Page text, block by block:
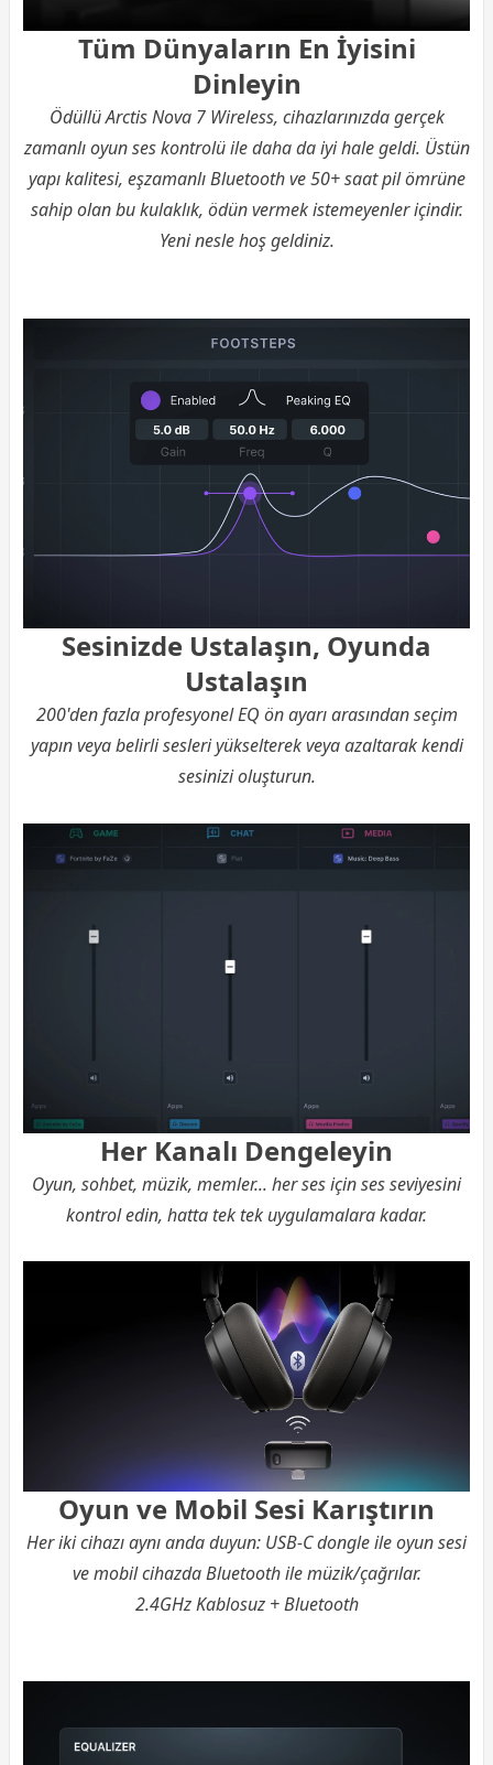
Tüm Dünyaların En İyisini
Dinleyin
Ödüllü Arctis Nova 7 Wireless, cihazlarınızda gerçek
zamanlı oyun ses kontrolü ile daha da iyi hale geldi. Üstün
yapı kalitesi, eşzamanlı Bluetooth ve 50+ saat pil ömrüne
sahip olan bu kulaklık, ödün vermek istemeyenler içindir.
Yeni nesle hoş geldiniz.
Sesinizde Ustalaşın, Oyunda
Ustalaşın
200'den fazla profesyonel EQ ön ayarı arasından seçim
yapın veya belirli sesleri yükselterek veya azaltarak kendi
sesinizi oluşturun.
Her Kanalı Dengeleyin
Oyun, sohbet, müzik, memler... her ses için ses seviyesini
kontrol edin, hatta tek tek uygulamalara kadar.
Oyun ve Mobil Sesi Karıştırın
Her iki cihazı aynı anda duyun: USB-C dongle ile oyun sesi
ve mobil cihazda Bluetooth ile müzik/çağrılar.
2.4GHz Kablosuz + Bluetooth